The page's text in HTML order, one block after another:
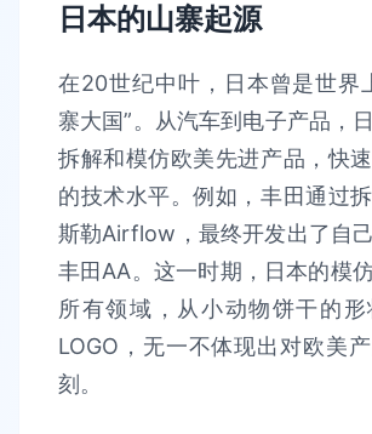
日本的山寨起源
在20世纪中叶，日本曾是世界
寨大国”。从汽车到电子产品，
拆解和模仿欧美先进产品，快
的技术水平。例如，丰田通过
斯勒Airflow，最终开发出了自
丰田AA。这一时期，日本的模
所有领域，从小动物饼干的
LOGO，无一不体现出对欧美
刻。